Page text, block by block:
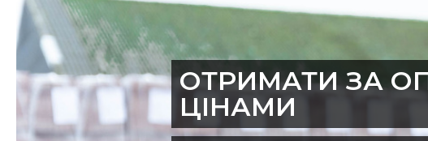
ОТРИМАТИ ЗА
ЦІНАМИ